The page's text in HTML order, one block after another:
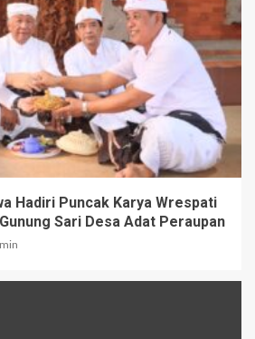
Hadiri Puncak Karya Wrespati
Sari Desa Adat Peraupan